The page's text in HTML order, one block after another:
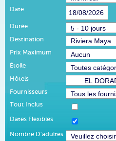
Date
Durée
Destination
Prix Maximum
Étoile
Hôtels
Fournisseurs
Tout Inclus
Dates Flexibles
Nombre D'adultes